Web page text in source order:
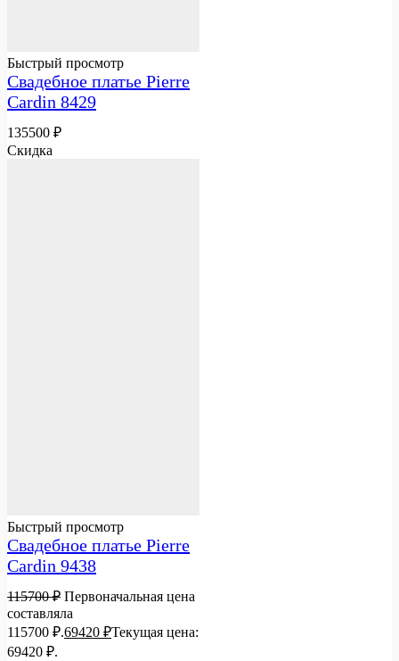
Быстрый просмотр
Свадебное платье Pierre
Cardin 8429
135500 ₽
Скидка
Быстрый просмотр
Свадебное платье Pierre
Cardin 9438
115700₽ Первоначальная цена
составляла
115700 ₽.69420 ₽Текущая цена:
69420 ₽.